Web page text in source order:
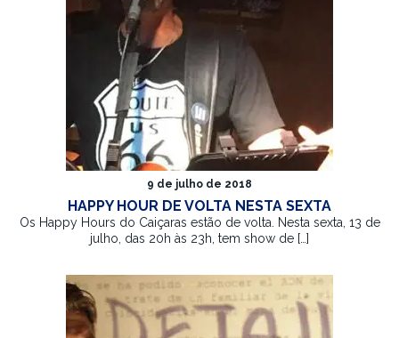
9 de julho de 2018
HAPPY HOUR DE VOLTA NESTA SEXTA
Os Happy Hours do Caiçaras estão de volta. Nesta sexta, 13 de
julho, das 20h às 23h, tem show de […]